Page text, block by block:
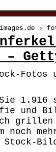
›
–
Fotos
1.916
und
grillen
noch
Stock-